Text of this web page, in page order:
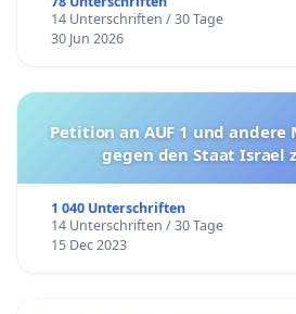
14 Unterschriften / 30 Tage
30 Jun 2026
Petition an AUF 1 und andere
gegen den Staat Israel
1 040 Unterschriften
14 Unterschriften / 30 Tage
15 Dec 2023